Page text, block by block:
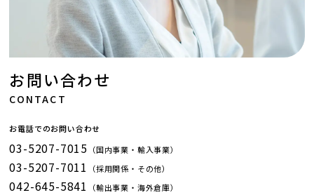
お問い合わせ
CONTACT
お電話でのお問い合わせ
03-5207-7015 （国内事業・輸入事業）
03-5207-7011 （採用関係・その他）
042-645-5841 （輸出事業・海外倉庫）